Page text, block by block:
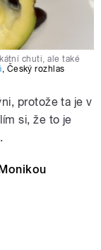
chuti, ale také
, Český rozhlas
protože ta je v
si, že to je